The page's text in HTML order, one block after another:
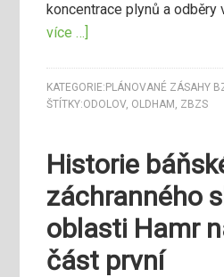
koncentrace plynů a odběry
více …]
KATEGORIE: PLÁNOVANÉ ZÁSAHY
ŠTÍTKY:ODOLOV, OLDHAM , ZBZS
Historie
záchranného
oblasti Hamr
část první